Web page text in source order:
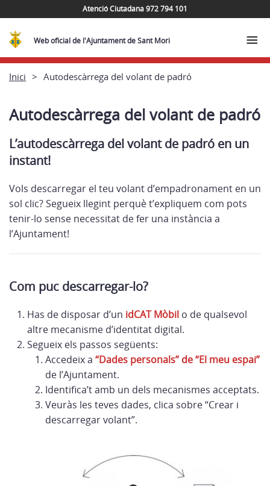
Atenció Ciutadana 972 794 101
Web oficial de l'Ajuntament de Sant Mori
Inici Autodescàrrega del volant de padró
Autodescàrrega del volant de padró
L’autodescàrrega del volant de padró en un
instant!
Vols descarregar el teu volant d’empadronament en un
sol clic? Segueix llegint perquè t’expliquem com pots
tenir-lo sense necessitat de fer una instància a
l’Ajuntament!
Com puc descarregar-lo?
Has de disposar d’un idCAT Mòbil o de qualsevol
altre mecanisme d’identitat digital.
Segueix els passos següents:
Accedeix a “Dades personals” de “El meu espai”
de l’Ajuntament.
Identifica’t amb un dels mecanismes acceptats.
Veuràs les teves dades, clica sobre “Crear i
descarregar volant”.